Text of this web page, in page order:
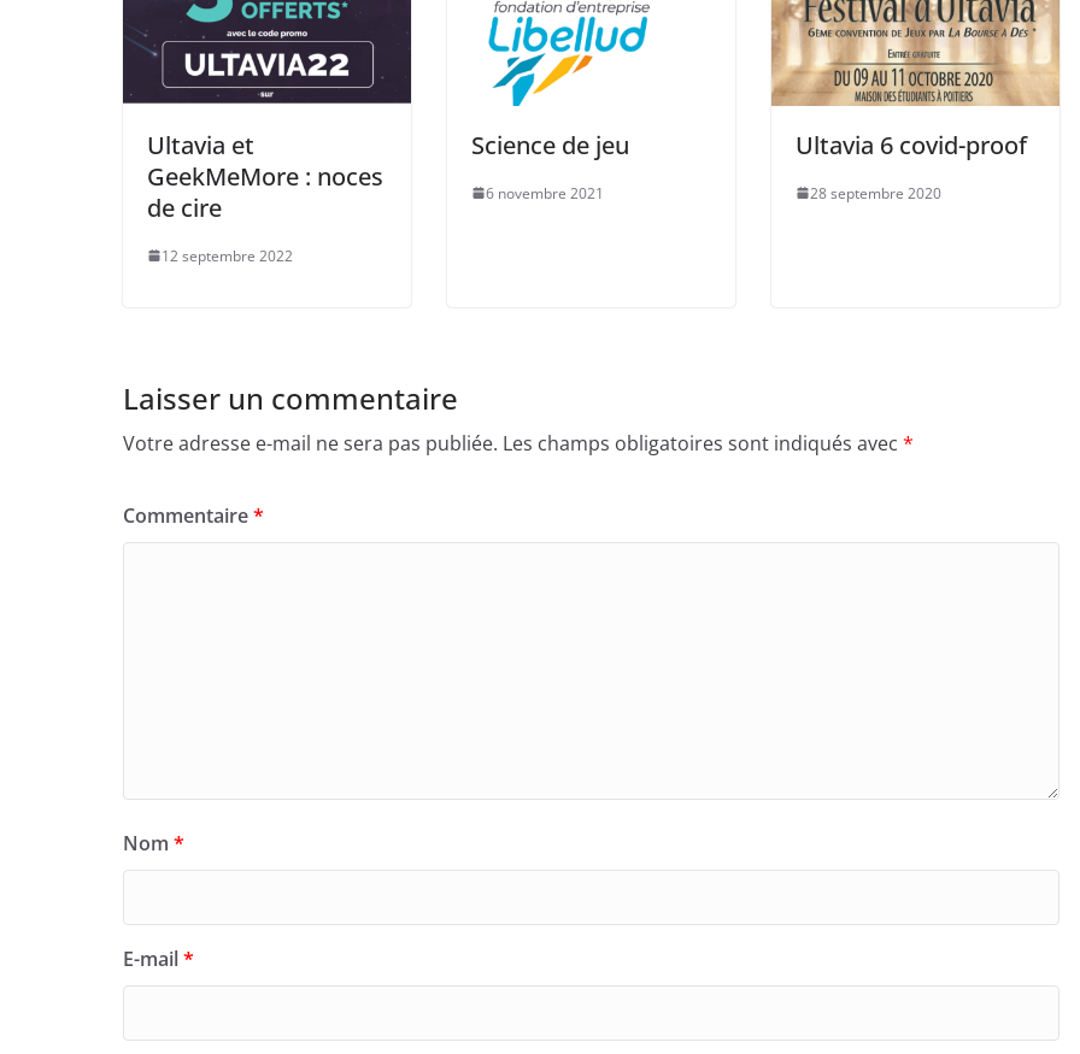
Ultavia et
GeekMeMore : noces
de cire
12 septembre 2022
Science de jeu
6 novembre 2021
Ultavia 6 covid-proof
28 septembre 2020
Laisser un commentaire
Votre adresse e-mail ne sera pas publiée. Les champs obligatoires sont indiqués avec *
Commentaire*
Nom *
E-mail*